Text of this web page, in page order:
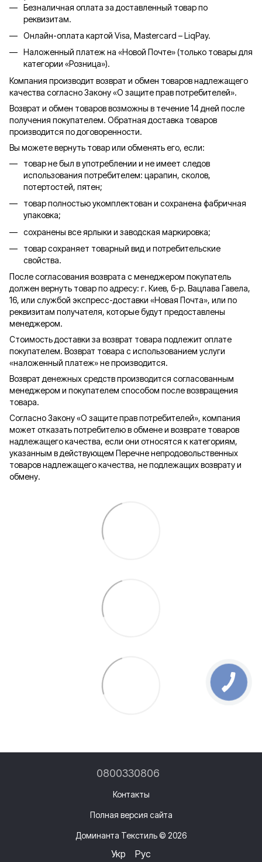
Безналичная оплата за доставленный товар по
реквизитам.
Онлайн-оплата картой Visa, Mastercard – LiqPay.
Наложенный платеж на «Новой Почте» (только товары для
категории «Розница»).
Компания производит возврат и обмен товаров надлежащего
качества согласно Закону «О защите прав потребителей».
Возврат и обмен товаров возможны в течение 14 дней после
получения покупателем. Обратная доставка товаров
производится по договоренности.
Вы можете вернуть товар или обменять его, если:
товар не был в употреблении и не имеет следов
использования потребителем: царапин, сколов,
потертостей, пятен;
товар полностью укомплектован и сохранена фабричная
упаковка;
сохранены все ярлыки и заводская маркировка;
товар сохраняет товарный вид и потребительские
свойства.
После согласования возврата с менеджером покупатель
должен вернуть товар по адресу: г. Киев, б-р. Вацлава Гавела,
16, или службой экспресс-доставки «Новая Почта», или по
реквизитам получателя, которые будут предоставлены
менеджером.
Стоимость доставки за возврат товара подлежит оплате
покупателем. Возврат товара с использованием услуги
«наложенный платеж» не производится.
Возврат денежных средств производится согласованным
менеджером и покупателем способом после возвращения
товара.
Согласно Закону «О защите прав потребителей», компания
может отказать потребителю в обмене и возврате товаров
надлежащего качества, если они относятся к категориям,
указанным в действующем Перечне непродовольственных
товаров надлежащего качества, не подлежащих возврату и
обмену.
0800330806
Контакты
Полная версия сайта
Доминанта Текстиль © 2026
Укр Рус